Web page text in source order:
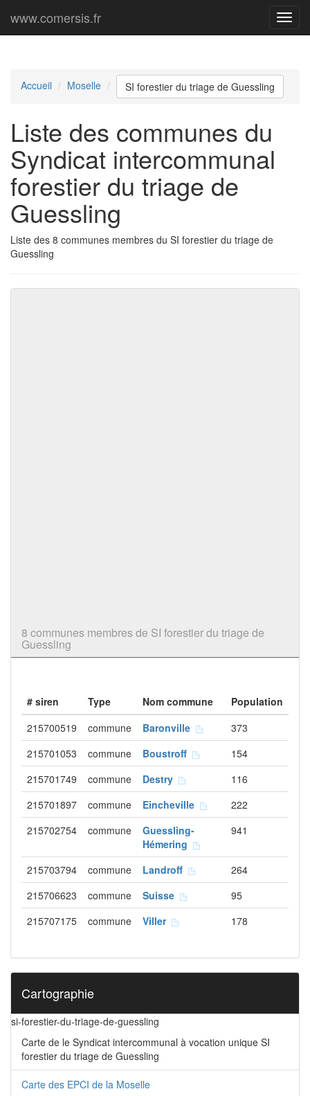
Menu
www.comersis.fr
Accueil Moselle SI forestier du triage de Guessling
Liste des communes du
Syndicat intercommunal
forestier du triage de
Guessling
Liste des 8 communes membres du SI forestier du triage de
Guessling
8 communes membres de SI forestier du triage de
Guessling
# siren Type Nom commune
Population
215700519
commune Baronville
373
215701053
commune Boustroff
154
215701749
commune Destry
116
215701897
commune Eincheville
222
215702754
commune
Guessling-
Hémering
941
215703794 commune Landroff
264
215706623
commune Suisse
95
215707175
commune Viller 178
Cartographie
si-forestier-du-triage-de-guessling
Carte de le Syndicat intercommunal à vocation unique SI
forestier du triage de Guessling
Carte des EPCI de la Moselle